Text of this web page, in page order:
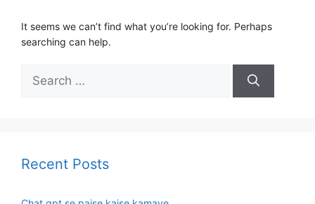
It seems we can’t find what you’re looking for. Perhaps
searching can help.
for:
Recent Posts